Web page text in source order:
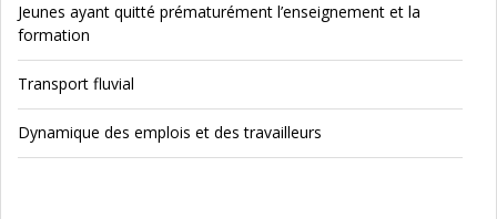
Jeunes ayant quitté prématurément l’enseignement et la
formation
Transport fluvial
Dynamique des emplois et des travailleurs